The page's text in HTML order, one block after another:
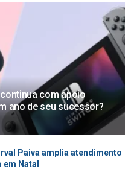
com apoio
ano de seu sucessor?
Paiva amplia atendimento
Natal